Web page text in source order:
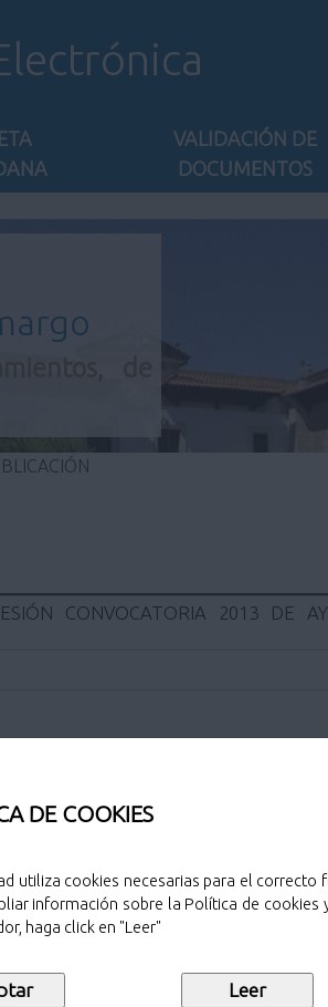
DE COOKIES
utiliza cookies necesarias para el correcto
información sobre la Política de cookies
haga click en "Leer"
VALIDACIÓN DE
DOCUMENTOS
CONVOCATORIA 2013 DE
COMPLEMENTARIA CURSO
COMPLEMENTARIA CURSO